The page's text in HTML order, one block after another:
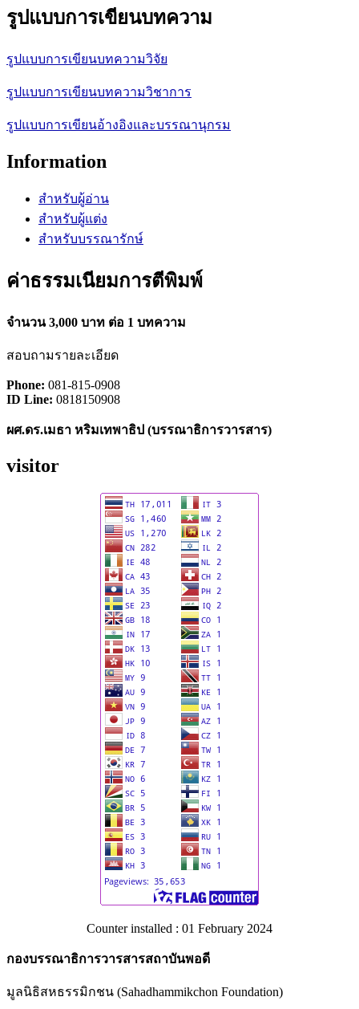
รูปแบบการเขียนบทความ
รูปแบบการเขียนบทความวิจัย
รูปแบบการเขียนบทความวิชาการ
รูปแบบการเขียนอ้างอิงและบรรณานุกรม
Information
สำหรับผู้อ่าน
สำหรับผู้แต่ง
สำหรับบรรณารักษ์
ค่าธรรมเนียมการตีพิมพ์
จำนวน 3,000 บาท ต่อ 1 บทความ
สอบถามรายละเอียด
Phone: 081-815-0908
ID Line: 0818150908
ผศ.ดร.เมธา หริมเทพาธิป (บรรณาธิการวารสาร)
visitor
Counter installed : 01 February 2024
กองบรรณาธิการวารสารสถาบันพอดี
มูลนิธิสหธรรมิกชน (Sahadhammikchon Foundation)